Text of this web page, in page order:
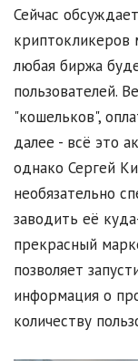
Сейчас
любая биржа
пользователей.
"кошельков",
далее - всё это
однако Сергей
необязательно
заводить её
прекрасный
позволяет
информация о
количеству